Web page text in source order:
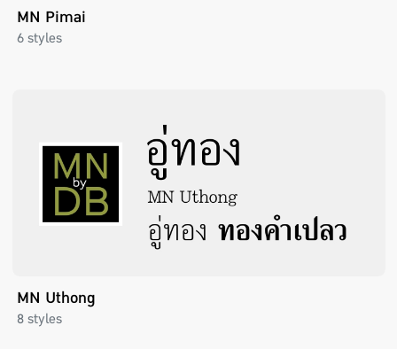
MN Pimai
6 styles
MN Uthong
8 styles